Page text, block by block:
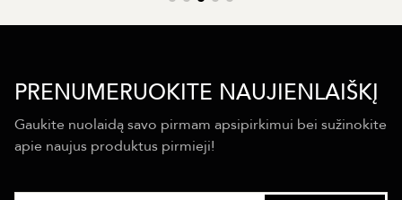
PRENUMERUOKITE NAUJIENLAIŠKĮ
Gaukite nuolaidą savo pirmam apsipirkimui bei sužinokite
apie naujus produktus pirmieji!